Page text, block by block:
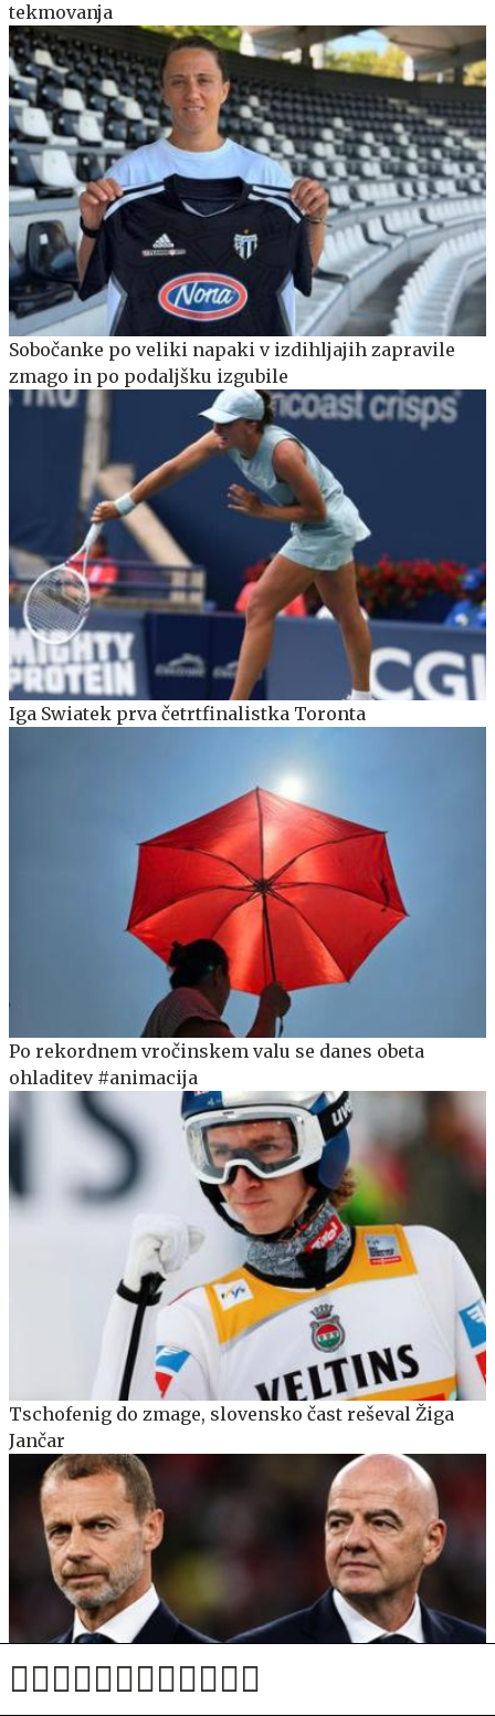
tekmovanja
Sobočanke po veliki napaki v izdihljajih zapravile
zmago in po podaljšku izgubile
Iga Swiatek prva četrtfinalistka Toronta
Po rekordnem vročinskem valu se danes obeta
ohladitev #animacija
Tschofenig do zmage, slovensko čast reševal Žiga
Jančar